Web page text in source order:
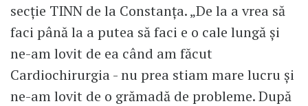
secție TINN de la Constanța. „De la a vrea să
faci până la a putea să faci e o cale lungă și
ne-am lovit de ea când am făcut
Cardiochirurgia - nu prea stiam mare lucru și
ne-am lovit de o grămadă de probleme. După